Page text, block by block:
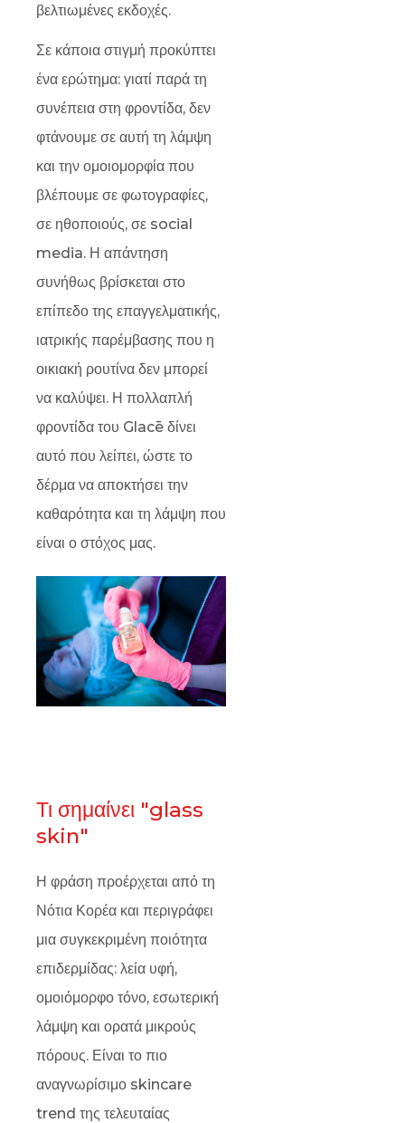
βελτιωμένες εκδοχές.
Σε κάποια στιγμή προκύπτει
ένα ερώτημα: γιατί παρά τη
συνέπεια στη φροντίδα, δεν
φτάνουμε σε αυτή τη λάμψη
και την ομοιομορφία που
βλέπουμε σε φωτογραφίες,
σε ηθοποιούς, σε social
media. Η απάντηση
συνήθως βρίσκεται στο
επίπεδο της επαγγελματικής,
ιατρικής παρέμβασης που η
οικιακή ρουτίνα δεν μπορεί
να καλύψει. Η πολλαπλή
φροντίδα του Glacē δίνει
αυτό που λείπει, ώστε το
δέρμα να αποκτήσει την
καθαρότητα και τη λάμψη που
είναι ο στόχος μας.
Τι σημαίνει "glass
skin"
Η φράση προέρχεται από τη
Νότια Κορέα και περιγράφει
μια συγκεκριμένη ποιότητα
επιδερμίδας: λεία υφή,
ομοιόμορφο τόνο, εσωτερική
λάμψη και ορατά μικρούς
πόρους. Είναι το πιο
αναγνωρίσιμο skincare
trend της τελευταίας